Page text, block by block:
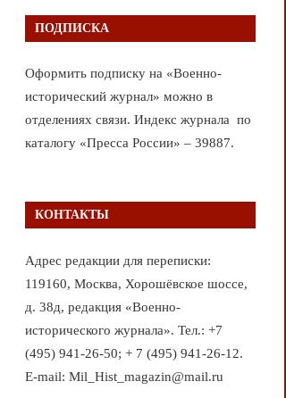
ПОДПИСКА
Оформить подписку на «Военно-
исторический журнал» можно в
отделениях связи. Индекс журнала по
каталогу «Пресса России» – 39887.
КОНТАКТЫ
Адрес редакции для переписки:
119160, Москва, Хорошёвское шоссе,
д. 38д, редакция «Военно-
исторического журнала». Тел.: +7
(495) 941-26-50; + 7 (495) 941-26-12.
E-mail: Mil_Hist_magazin@mail.ru